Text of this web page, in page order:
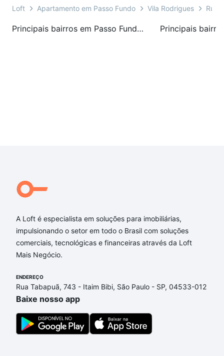
Loft Apartamento em Passo Fundo Vila Rodrigues Rua
Principais bairros em Passo Fundo, RS
A Loft é especialista em soluções para imobiliárias,
impulsionando o setor em todo o Brasil com soluções
comerciais, tecnológicas e financeiras através da Loft
Mais Negócio.
ENDEREÇO
Rua Tabapuã, 743 - Itaim Bibi, São Paulo - SP, 04533-012
Baixe nosso app